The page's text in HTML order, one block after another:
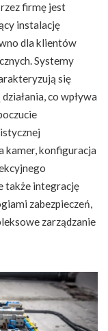
firmę jest
instalację
dla klientów
Systemy
się
co wpływa
kamer, konfiguracja
także integrację
zabezpieczeń,
zarządzanie